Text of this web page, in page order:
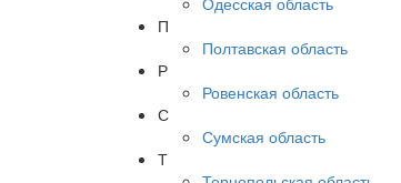
П
Полтавская область
Р
Ровенская область
С
Сумская область
Т